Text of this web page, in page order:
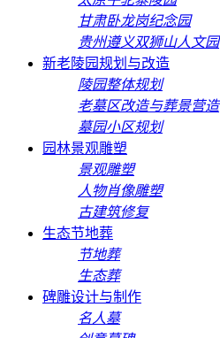
甘肃卧龙岗纪念园
贵州遵义双狮山人文园
新老陵园规划与改造
陵园整体规划
老墓区改造与葬景营造
墓园小区规划
园林景观雕塑
景观雕塑
人物肖像雕塑
古建筑修复
生态节地葬
节地葬
生态葬
碑雕设计与制作
名人墓